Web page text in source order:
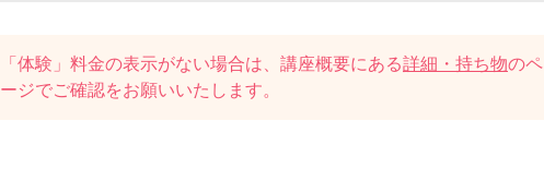
「体験」料金の表示がない場合は、講座概要にある詳細・持ち物のペ
ージでご確認をお願いいたします。